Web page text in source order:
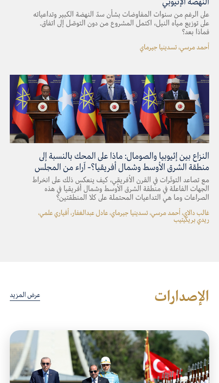
على الرغم من سنوات المفاوضات بشأن سدّ النهضة الكبير وتداعياته
على توزيع مياه النيل، اكتمل المشروع من دون التوصّل إلى اتفاق.
فماذا بعد؟
أحمد مرسي، تسدينيا جيرماي
النزاع بين إثيوبيا والصومال: ماذا على المحك بالنسبة إلى
منطقة الشرق الأوسط وشمال أفريقيا؟- آراء من المجلس
مع تصاعد التوتّرات في القرن الأفريقي، كيف ينعكس ذلك على انخراط
الجهات الفاعلة في منطقة الشرق الأوسط وشمال أفريقيا في هذه
الصراعات وما هي التداعيات المحتملة على كلا المنطقتين؟
غالب دالاي، أحمد مرسي، تسدينيا جيرماي، عادل عبدالغفار، أفياري علمي،
ريدي بريكيتيب
الإصدارات عرض المزيد